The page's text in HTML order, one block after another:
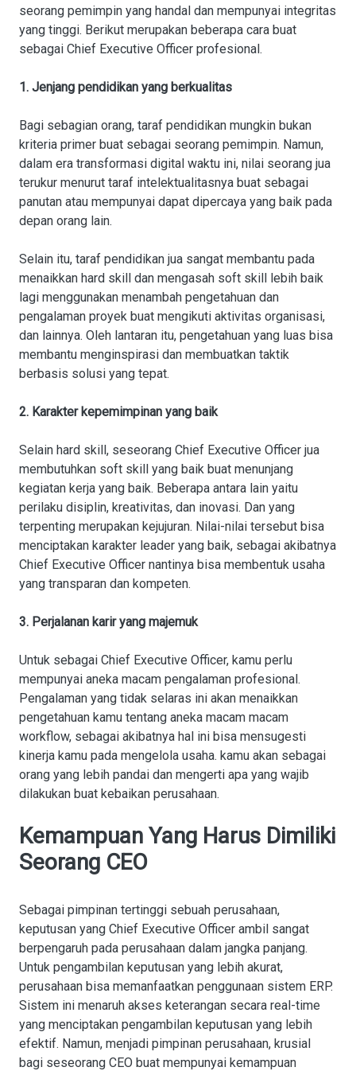
seorang pemimpin yang handal dan mempunyai integritas
yang tinggi. Berikut merupakan beberapa cara buat
sebagai Chief Executive Officer profesional.
1. Jenjang pendidikan yang berkualitas
Bagi sebagian orang, taraf pendidikan mungkin bukan
kriteria primer buat sebagai seorang pemimpin. Namun,
dalam era transformasi digital waktu ini, nilai seorang jua
terukur menurut taraf intelektualitasnya buat sebagai
panutan atau mempunyai dapat dipercaya yang baik pada
depan orang lain.
Selain itu, taraf pendidikan jua sangat membantu pada
menaikkan hard skill dan mengasah soft skill lebih baik
lagi menggunakan menambah pengetahuan dan
pengalaman proyek buat mengikuti aktivitas organisasi,
dan lainnya. Oleh lantaran itu, pengetahuan yang luas bisa
membantu menginspirasi dan membuatkan taktik
berbasis solusi yang tepat.
2. Karakter kepemimpinan yang baik
Selain hard skill, seseorang Chief Executive Officer jua
membutuhkan soft skill yang baik buat menunjang
kegiatan kerja yang baik. Beberapa antara lain yaitu
perilaku disiplin, kreativitas, dan inovasi. Dan yang
terpenting merupakan kejujuran. Nilai-nilai tersebut bisa
menciptakan karakter leader yang baik, sebagai akibatnya
Chief Executive Officer nantinya bisa membentuk usaha
yang transparan dan kompeten.
3. Perjalanan karir yang majemuk
Untuk sebagai Chief Executive Officer, kamu perlu
mempunyai aneka macam pengalaman profesional.
Pengalaman yang tidak selaras ini akan menaikkan
pengetahuan kamu tentang aneka macam macam
workflow, sebagai akibatnya hal ini bisa mensugesti
kinerja kamu pada mengelola usaha. kamu akan sebagai
orang yang lebih pandai dan mengerti apa yang wajib
dilakukan buat kebaikan perusahaan.
Kemampuan Yang Harus Dimiliki
Seorang CEO
Sebagai pimpinan tertinggi sebuah perusahaan,
keputusan yang Chief Executive Officer ambil sangat
berpengaruh pada perusahaan dalam jangka panjang.
Untuk pengambilan keputusan yang lebih akurat,
perusahaan bisa memanfaatkan penggunaan sistem ERP.
Sistem ini menaruh akses keterangan secara real-time
yang menciptakan pengambilan keputusan yang lebih
efektif. Namun, menjadi pimpinan perusahaan, krusial
bagi seseorang CEO buat mempunyai kemampuan